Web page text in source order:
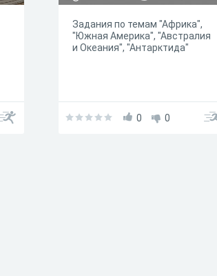
Задания по темам "Африка",
"Южная Америка", "Австралия
и Океания", "Антарктида"
0 0